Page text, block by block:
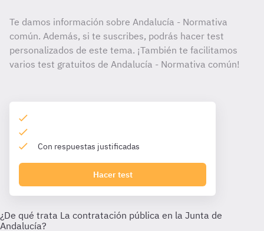
Te damos información sobre Andalucía - Normativa
común. Además, si te suscribes, podrás hacer test
personalizados de este tema. ¡También te facilitamos
varios test gratuitos de Andalucía - Normativa común!
Con respuestas justificadas
Hacer test